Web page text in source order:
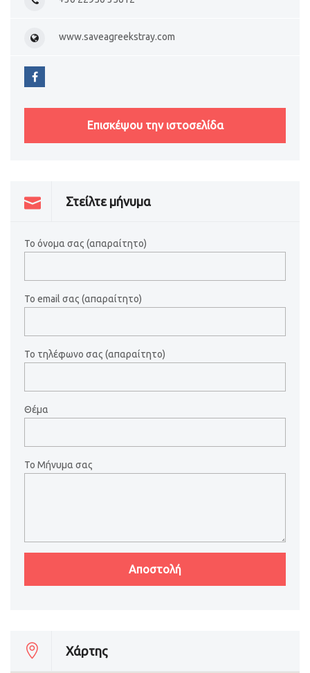
www.saveagreekstray.com
Επισκέψου την ιστοσελίδα
Στείλτε μήνυμα
Το όνομα σας (απαραίτητο)
Το email σας (απαραίτητο)
Το τηλέφωνο σας (απαραίτητο)
Θέμα
Το Μήνυμα σας
Χάρτης